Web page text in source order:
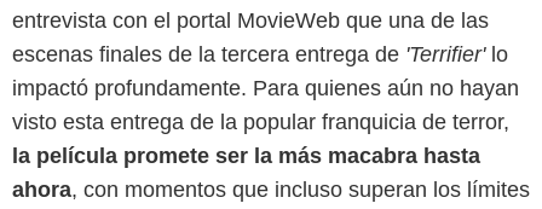
entrevista con el portal MovieWeb que una de las
escenas finales de la tercera entrega de 'Terrifier' lo
impactó profundamente. Para quienes aún no hayan
visto esta entrega de la popular franquicia de terror,
la película promete ser la más macabra hasta
ahora, con momentos que incluso superan los límites